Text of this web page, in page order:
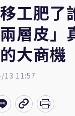
工肥了
層皮」
大商機
13 11:57